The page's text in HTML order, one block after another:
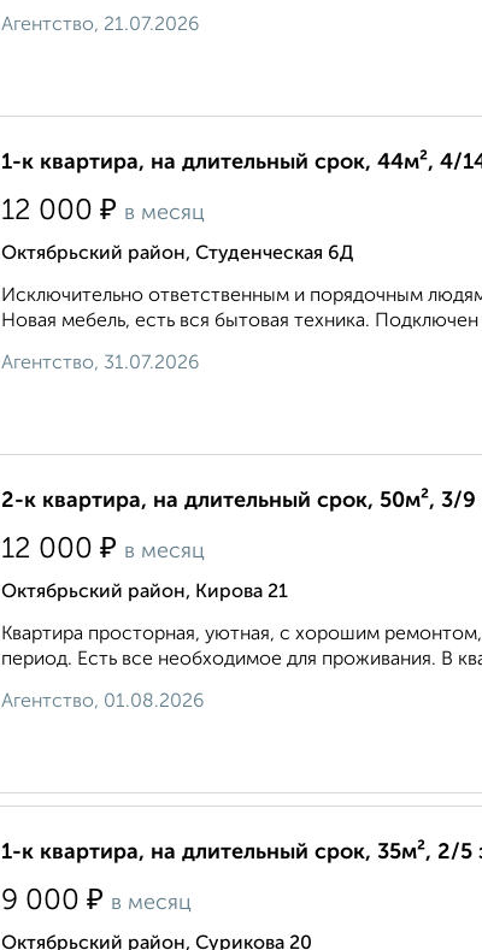
Агентство, 21.07.2026
1-к квартира, на длительный срок, 44м², 4/
12 000 ₽ в месяц
Октябрьский район, Студенческая 6Д
Исключительно ответственным и порядочным
Новая мебель, есть вся бытовая техника.
Агентство, 31.07.2026
2-к квартира, на длительный срок, 50м², 3/9
12 000 ₽ в месяц
Октябрьский район, Кирова 21
Квартира просторная, уютная, с хорошим
период. Есть все необходимое для проживания. В
Агентство, 01.08.2026
1-к квартира, на длительный срок, 35м², 2/5
9 000 ₽ в месяц
Октябрьский район, Сурикова 20